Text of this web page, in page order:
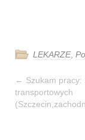
LEKARZE,
← Szukam pracy:
transportowych